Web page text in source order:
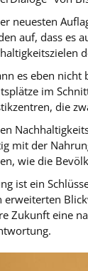
neuesten
auf, dass es
es eben
im
die
mit der
wie die
ist ein
erweiterten
Zukunft eine